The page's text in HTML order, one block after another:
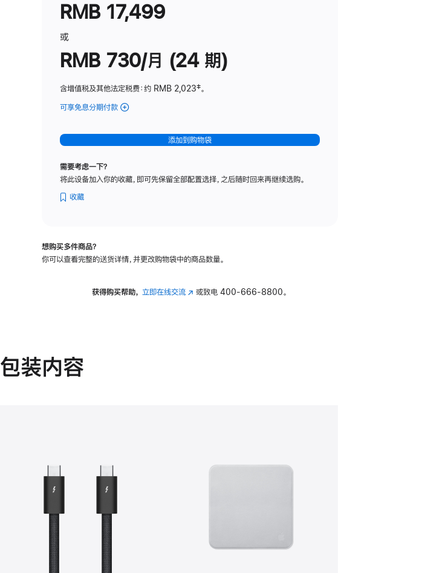
RMB 17,499
或
RMB 730/月 (24 期)
含增值税及其他法定税费：约 RMB 2,023脚
‡。
可享免息分期付款 (Studio
-
纳
理
可
斜
添加到购物袋
需要考虑一下？
将此设备加入你的收藏，即可先保留全部配置选择，之后随时回来再继续选购。
收藏
想购买多件商品？
你可以查看完整的送货详情，并更改购物袋中的商品数量。
获得购买帮助， 立即在线交流(在 或致电400-666-8800。
包装内容